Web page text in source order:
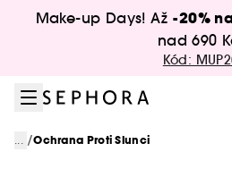
Přejít na hlavní obsah
Make-up Days! Až -20%
nad 690
Kód:
... /Ochrana Proti Slunci